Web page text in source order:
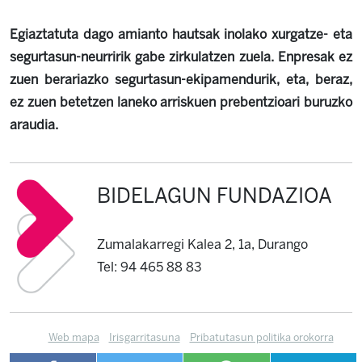
Egiaztatuta dago amiantohautsak inolako xurgatze- eta
segurtasun-neurririk gabe zirkulatzen zuela. Enpresak ez
zuen berariazko segurtasun-ekipamendurik, eta, beraz,
ez zuen betetzen laneko arriskuen prebentzioari buruzko
araudia.
BIDELAGUN FUNDAZIOA
Zumalakarregi Kalea 2, 1a, Durango
Tel: 94 465 88 83
Web mapa Irisgarritasuna
Pribatutasun politika orokorra